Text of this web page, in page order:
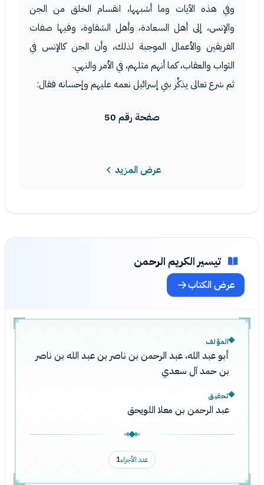
وفي هذه الآيات وما أشبهها، انقسام الخلق من الجن
والإنس، إلى أهل السعادة، وأهل الشقاوة، وفيها صفات
الفريقين والأعمال الموجبة لذلك، وأن الجن كالإنس في
الثواب والعقاب، كما أنهم مثلهم، في الأمر والنهي.
ثم شرع تعالى يذكِّر بني إسرائيل نعمه عليهم وإحسانه فقال:
صفحة رقم 50
عرض المزيد
تيسير الكريم الرحمن
عرض الكتاب
المؤلف
أبو عبد الله، عبد الرحمن بن ناصر بن عبد الله بن ناصر
بن حمد آل سعدي
تحقيق
عبد الرحمن بن معلا اللويحق
عدد الأجزاء1